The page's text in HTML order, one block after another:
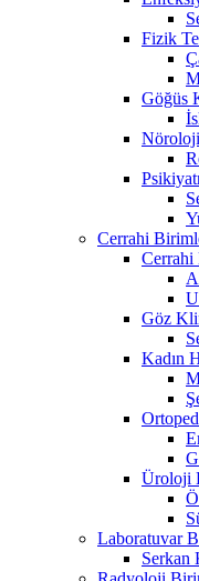
Fizik
Göğüs
Cerrahi
Göz
Kadın
Üroloji
Laboratuvar
Serkan